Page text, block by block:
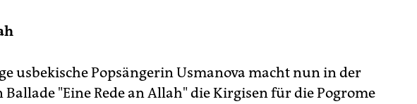
usbekische Popsängerin Usmanova macht nun in der
"Eine Rede an Allah" die Kirgisen für die Pogrome